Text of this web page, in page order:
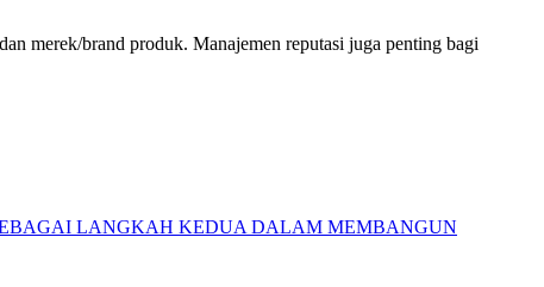
merek/brand produk. Manajemen reputasi juga penting bagi
LANGKAH KEDUA DALAM MEMBANGUN